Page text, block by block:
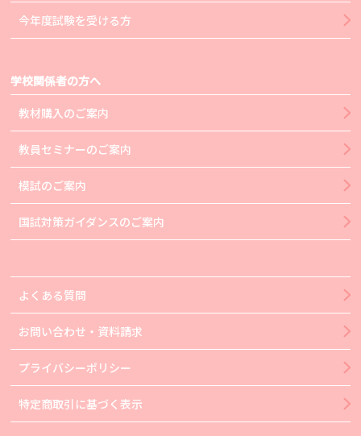
今年度試験を受ける方
学校関係者の方へ
教材購入のご案内
教員セミナーのご案内
模試のご案内
国試対策ガイダンスのご案内
よくある質問
お問い合わせ・資料請求
プライバシーポリシー
特定商取引に基づく表示